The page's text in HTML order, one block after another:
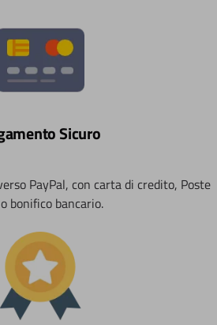
Sicuro
PayPal, con carta di credito, Poste
bonifico bancario.